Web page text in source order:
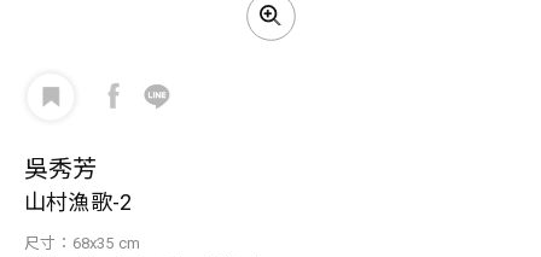
吳秀芳
山村漁歌-2
尺寸：68x35 cm